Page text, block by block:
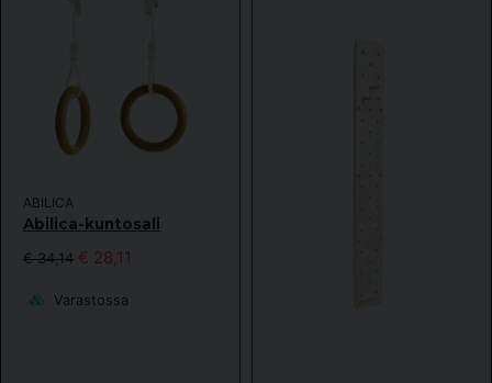
ABILICA
Abilica-kuntosali
€ 34,14 € 28,11
Varastossa